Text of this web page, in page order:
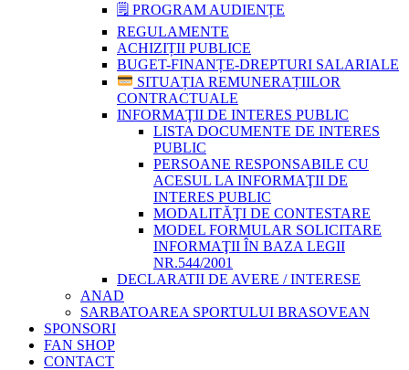
🗒 PROGRAM AUDIENȚE
REGULAMENTE
ACHIZIȚII PUBLICE
BUGET-FINANȚE-DREPTURI SALARIALE
SITUAȚIA REMUNERAȚIILOR
CONTRACTUALE
INFORMAŢII DE INTERES PUBLIC
LISTA DOCUMENTE DE INTERES
PUBLIC
PERSOANE RESPONSABILE CU
ACESUL LA INFORMAŢII DE
INTERES PUBLIC
MODALITĂŢI DE CONTESTARE
MODEL FORMULAR SOLICITARE
INFORMAŢII ÎN BAZA LEGII
NR.544/2001
DECLARATII DE AVERE / INTERESE
ANAD
SARBATOAREA SPORTULUI BRASOVEAN
SPONSORI
FAN SHOP
CONTACT